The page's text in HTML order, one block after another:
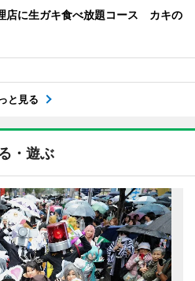
店に生ガキ食べ放題コース カキの
と見る
・遊ぶ